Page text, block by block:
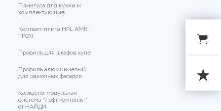
Плинтуса для кухни и
комплектующие
Компакт-плита HPL АМК
ТРОЯ
Профиль для шкафов купе
Профиль алюминиевый
для рамочных фасадов
Каркасно-модульная
система "Лофт комплект"
от НАЙДИ